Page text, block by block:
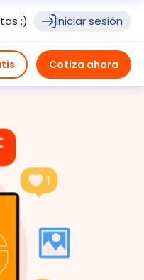
:) Iniciar sesión
Cotiza ahora